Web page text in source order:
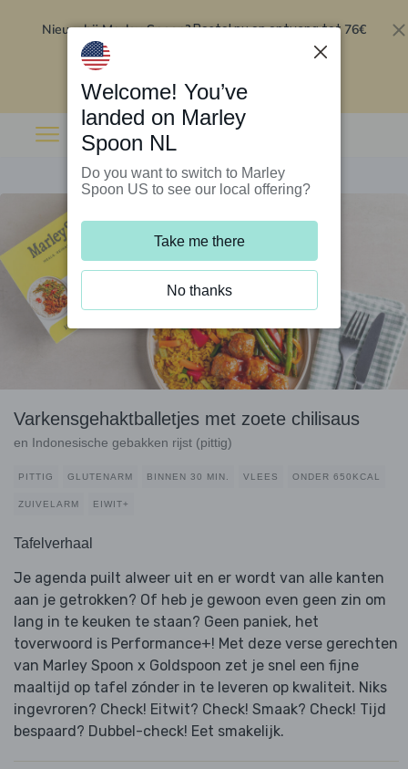
Nieuw bij Marley Spoon?Bestel nu en ontvang tot 76€
Varkensgehaktballetjes met zoete chilisaus
en Indonesische gebakken rijst (pittig)
PITTIG GLUTENARM BINNEN 30 MIN. VLEES ONDER 650KCAL
ZUIVELARM EIWIT+
Tafelverhaal
Je agenda puilt alweer uit en er wordt van alle kanten
aan je getrokken? Of heb je gewoon even geen zin om
lang in te keuken te staan? Geen paniek, het
toverwoord is Performance+! Met deze verse gerechten
van Marley Spoon x Goldspoon zet je snel een fijne
maaltijd op tafel zónder in te leveren op kwaliteit. Niks
ingevroren? Check! Eitwit? Check! Smaak? Check! Tijd
bespaard? Dubbel-check! Eet smakelijk.
Welcome! You’ve
landed on Marley
Spoon NL
Do you want to switch to Marley
Spoon US to see our local offering?
Take me there
No thanks